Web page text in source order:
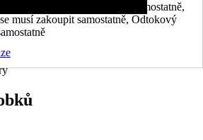
systém je nutné objednat samostatně,
musí zakoupit samostatně, Odtokový